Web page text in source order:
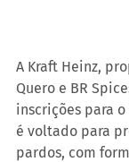
A Kraft Heinz,
Quero e BR
inscrições para o
é voltado para
pardos, com